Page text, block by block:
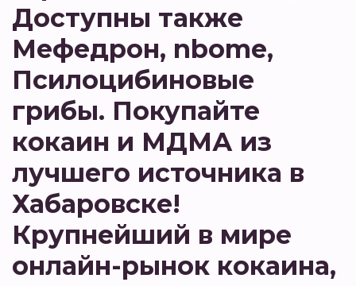
Доступны также
Мефедрон, nbome,
Псилоцибиновые
грибы. Покупайте
кокаин и МДМА из
лучшего источника в
Хабаровске!
Крупнейший в мире
онлайн-рынок кокаина,